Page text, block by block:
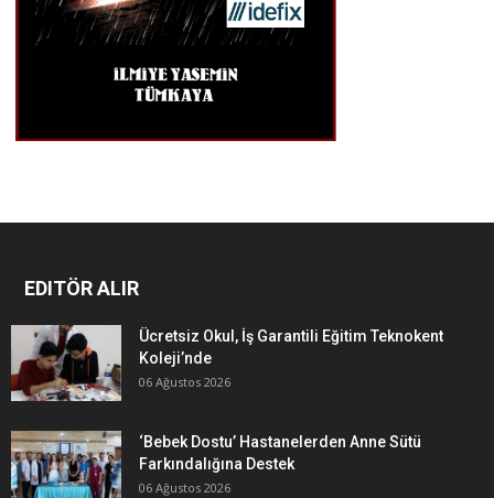
EDITÖR ALIR
Ücretsiz Okul, İş Garantili Eğitim Teknokent
Koleji’nde
06 Ağustos 2026
‘Bebek Dostu’ Hastanelerden Anne Sütü
Farkındalığına Destek
06 Ağustos 2026